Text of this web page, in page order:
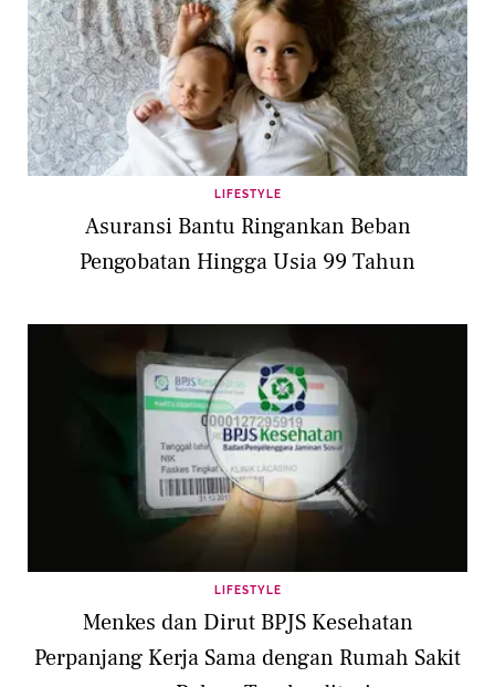
LIFESTYLE
Asuransi Bantu Ringankan Beban
Pengobatan Hingga Usia 99 Tahun
LIFESTYLE
Menkes dan Dirut BPJS Kesehatan
Perpanjang Kerja Sama dengan Rumah Sakit